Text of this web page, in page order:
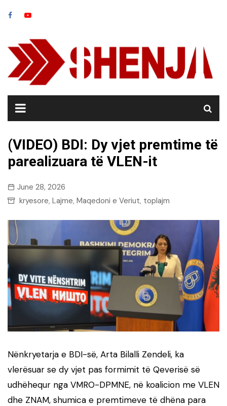
(VIDEO) BDI: Dy vjet premtime të
parealizuara të VLEN-it
June 28, 2026
kryesore, Lajme, Maqedoni e Veriut, toplajm
Nënkryetarja e BDI-së, Arta Bilalli Zendeli, ka
vlerësuar se dy vjet pas formimit të Qeverisë së
udhëhequr nga VMRO-DPMNE, në koalicion me VLEN
dhe ZNAM, shumica e premtimeve të dhëna para